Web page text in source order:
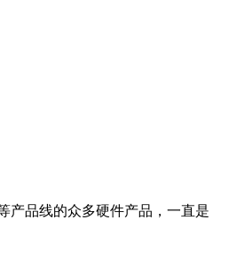
产品线的众多硬件产品，一直是